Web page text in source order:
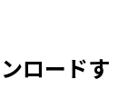
ロードす